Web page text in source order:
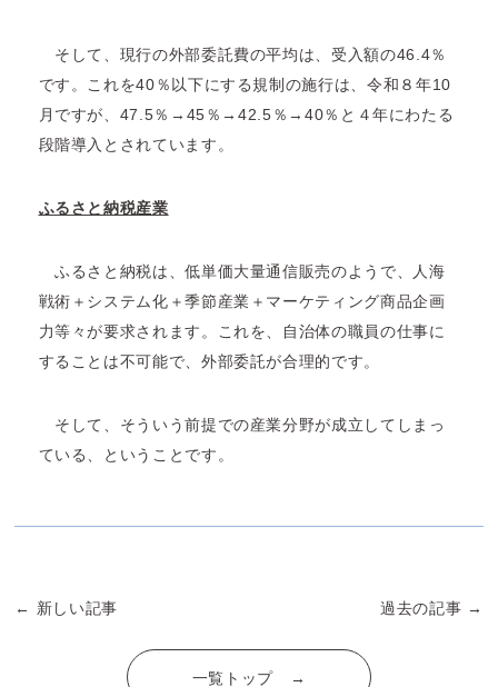
そして、現行の外部委託費の平均は、受入額の46.4％
です。これを40％以下にする規制の施行は、令和８年10
月ですが、47.5％→45％→42.5％→40％と４年にわたる
段階導入とされています。
ふるさと納税産業
ふるさと納税は、低単価大量通信販売のようで、人海
戦術＋システム化＋季節産業＋マーケティング商品企画
力等々が要求されます。これを、自治体の職員の仕事に
することは不可能で、外部委託が合理的です。
そして、そういう前提での産業分野が成立してしまっ
ている、ということです。
← 新しい記事 過去の記事 →
一覧トップ →